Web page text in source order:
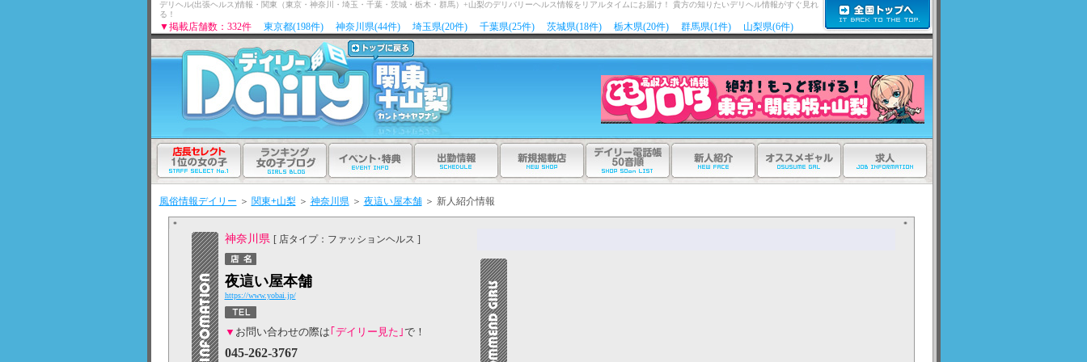
デリヘル(出張ヘルス)情報・関東（東京・神奈川・埼玉・千葉・茨城・栃木・群馬）+山梨のデリバリーヘルス情報をリアルタイムにお届け！ 貴方の知りたいデリヘル情報がすぐ見れ
る！
▼掲載店舗数：332件 東京都(198件) 神奈川県(44件) 埼玉県(20件) 千葉県(25件) 茨城県(18件) 栃木県(20件) 群馬県(1件) 山梨県(6件)
風俗情報デイリー ＞ 関東+山梨 ＞ 神奈川県 ＞ 夜這い屋本舗 ＞ 新人紹介情報
神奈川県 [ 店タイプ：ファッションヘルス ]
夜這い屋本舗
https://www.yobai.jp/
▼ お問い合わせの際は｢デイリー見た｣で！
045-262-3767